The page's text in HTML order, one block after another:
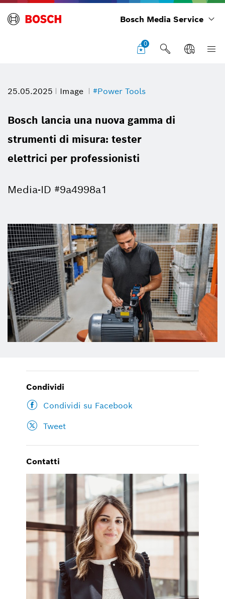
Bosch Media Service
0
25.05.2025 Image #Power Tools
Bosch lancia una nuova gamma di
strumenti di misura: tester
elettrici per professionisti
Media-ID #9a4998a1
Condividi
Condividi su Facebook
Tweet
Contatti